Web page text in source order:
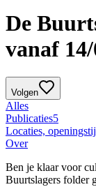
De
vanaf
Volgen
Alles
Publicaties5
Locaties,
Over
Ben je klaar voor
Buurtslagers folder